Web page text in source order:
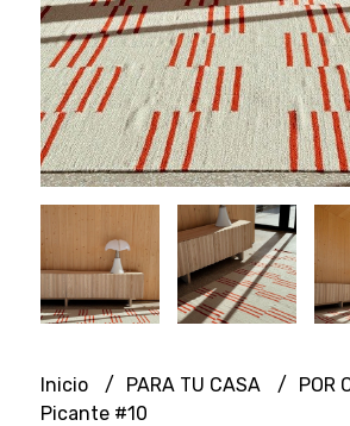
Inicio PARA TU CASA
POR
Picante #10